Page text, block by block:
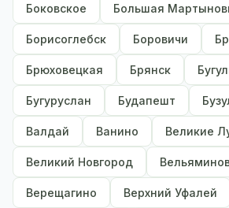
Боковское Большая
Борисоглебск Боровичи
Брюховецкая Брянск
Бугуруслан Будапешт
Валдай Ванино Великие
Великий Новгород
Верещагино Верхний Уфалей